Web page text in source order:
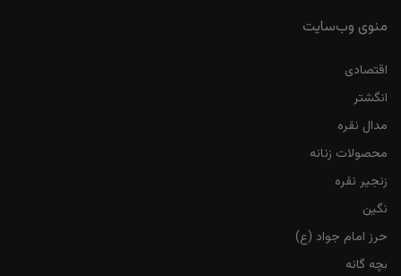
منوی وب‌سایت
اقتصادی
انگشتر
مدال نقره
محصولات زنانه
زنجیر نقره
نگین
حرز امام جواد (ع)
بچه گانه